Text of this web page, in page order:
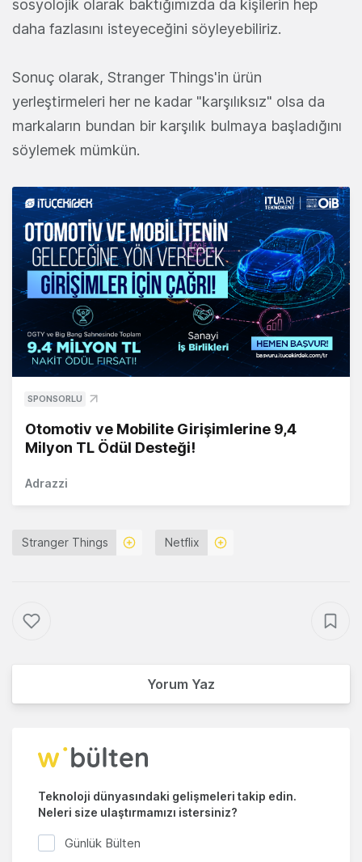
sosyolojik olarak baktığımızda da kişilerin hep
daha fazlasını isteyeceğini söyleyebiliriz.
Sonuç olarak, Stranger Things'in ürün
yerleştirmeleri her ne kadar "karşılıksız" olsa da
markaların bundan bir karşılık bulmaya başladığını
söylemek mümkün.
SPONSORLU
Otomotiv ve Mobilite Girişimlerine 9,4
Milyon TL Ödül Desteği!
Adrazzi
Stranger Things Netflix
Yorum Yaz
Teknoloji dünyasındaki gelişmeleri takip edin.
Neleri size ulaştırmamızı istersiniz?
Günlük Bülten